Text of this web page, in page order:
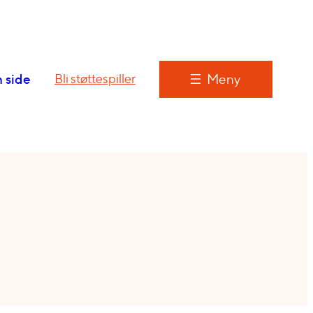
side Bli støttespiller Meny